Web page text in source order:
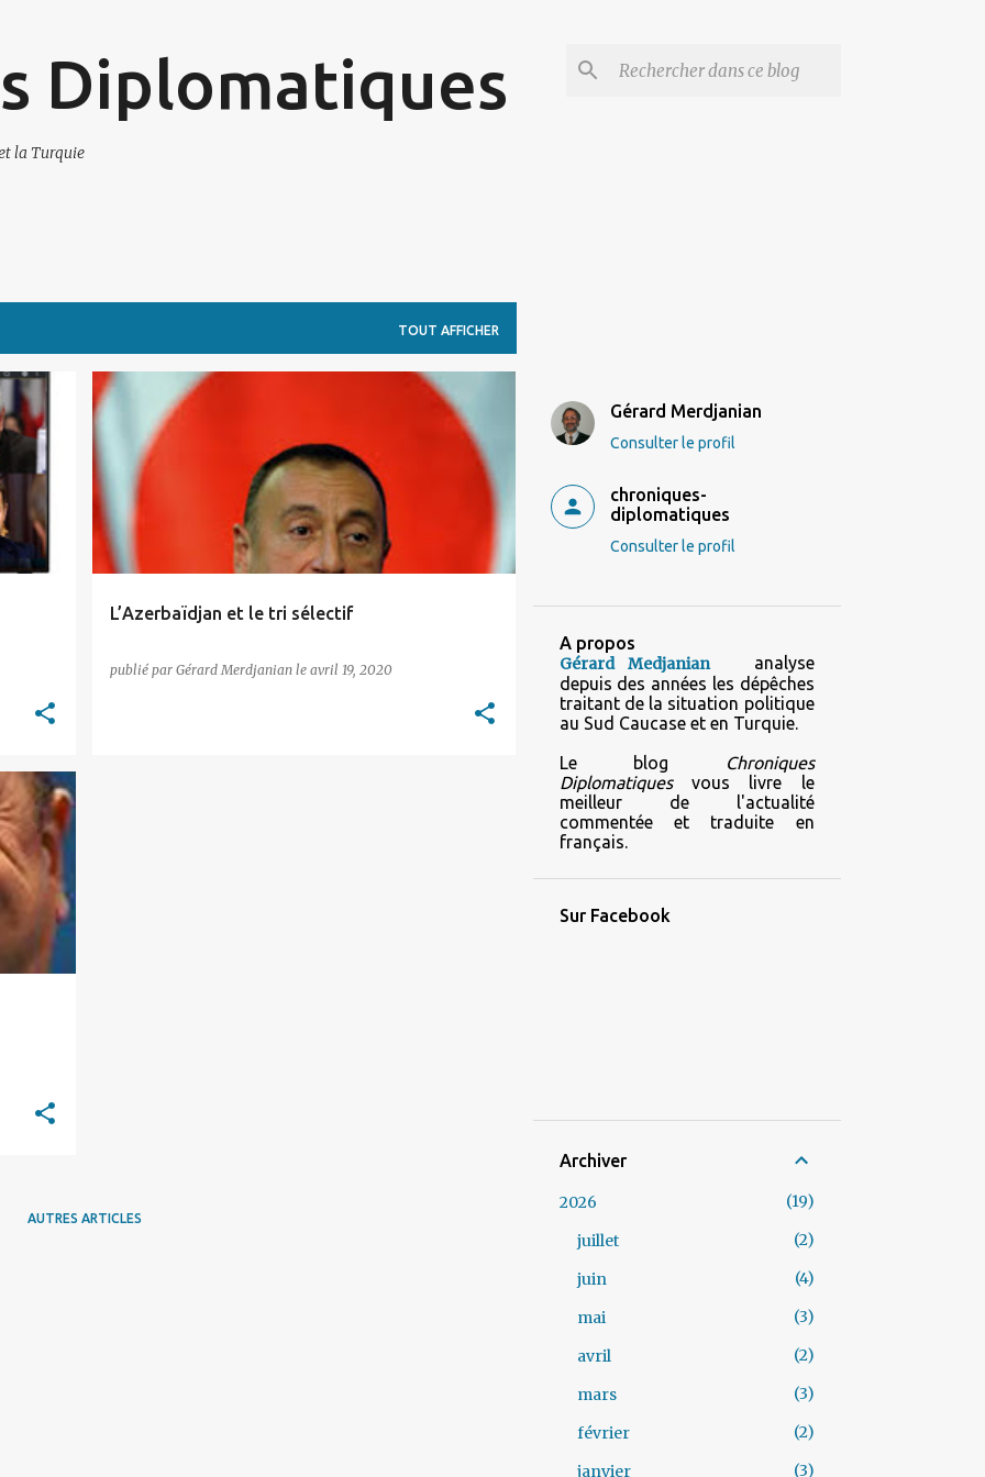
Diplomatiques
la Turquie
TOUT AFFICHER
L’Azerbaïdjan et le tri sélectif
publié par Gérard Merdjanian le avril 19, 2020
AZERBAIDJAN
AUTRES ARTICLES
Gérard Merdjanian
Consulter le profil
chroniques-
diplomatiques
Consulter le profil
A propos
Gérard Medjaniananalyse
depuis des années les dépêches
traitant de la situation politique
au Sud Caucase et en Turquie.
Le blog
Chroniques
Diplomatiques vous livre le
meilleur de l'actualité
commentée et traduite en
français.
Sur Facebook
Archiver
2026
19
juillet
2
juin
4
mai
3
avril
2
mars
3
février
2
janvier
3